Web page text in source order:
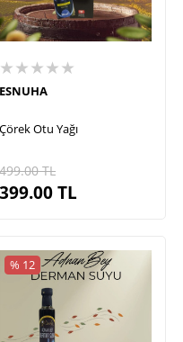
★★★★★
ESNUHA
Çörek Otu Yağı
499.00TL
399.00TL
% 12